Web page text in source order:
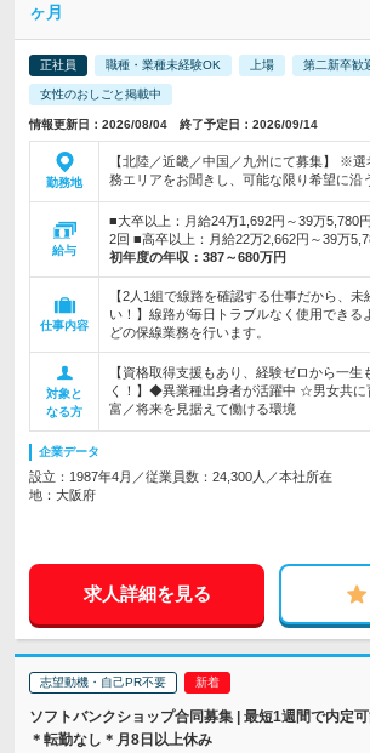
ヶ月
正社員 職種・業種未経験OK 上場 第二新卒歓
女性のおしごと掲載中
情報更新日：2026/08/04 終了予定日：2026/09/14
勤務地
【北陸／近畿／中国／九州にて募集】 ※
務エリアをお聞きし、可能な限り希望に沿
給与
■大卒以上：月給24万1,692円～39万5,780
2回 ■高卒以上：月給22万2,662円～39万
初年度の年収： 387～680万円
仕事内容
【2人1組で線路を確認する仕事だから、
い！】線路が毎日トラブルなく使用できる
どの保線業務を行います。
対象と
なる方
【資格取得支援もあり、経験ゼロから一生
く！】◆異業種出身者が活躍中 ☆男女共に
富／将来を見据えて働ける環境
企業データ
設立：1987年4月／従業員数：24,300人／本社所在
地：大阪府
求人詳細を見る
志望動機・自己PR不要
ソフトバンクショップ合同募集 | 最短1週間で内定
＊転勤なし＊月8日以上休み